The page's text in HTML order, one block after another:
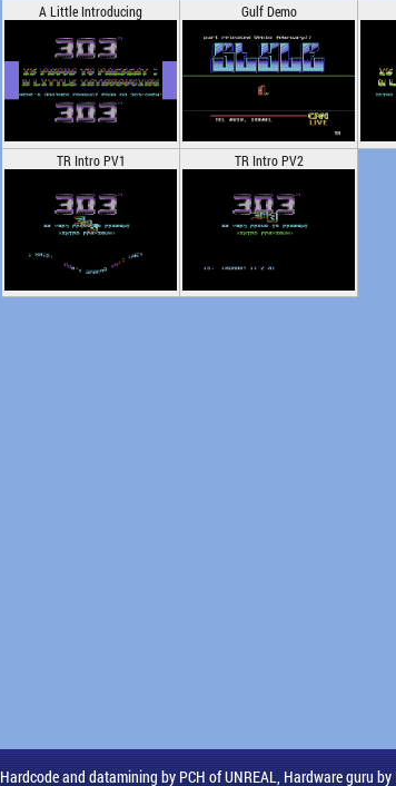
A Little Introducing Gulf Demo
TR Intro PV1 TR Intro PV2
Hardcode and datamining by PCH of UNREAL, Hardware guru